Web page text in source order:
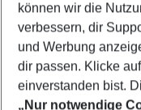
können wir die
verbessern, dir
und Werbung
dir passen. Klicke auf
einverstanden bist.
„Nur notwendige